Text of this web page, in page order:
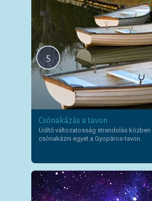
5
Csónakázás a tavon
Üdítő változatosság strandolás közben
csónakázni egyet a Gyopáros-tavon.